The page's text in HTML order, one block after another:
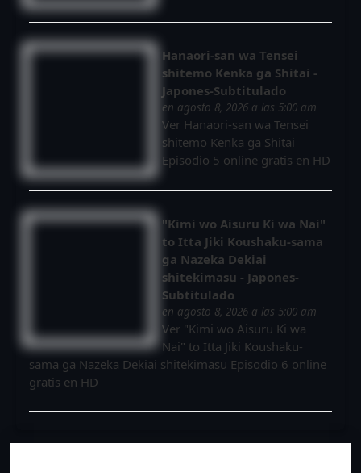
Hanaori-san wa Tensei
shitemo Kenka ga Shitai -
Japones-Subtitulado
en agosto 8, 2026 a las 5:00 am
Ver Hanaori-san wa Tensei
shitemo Kenka ga Shitai
Episodio 5 online gratis en HD
"Kimi wo Aisuru Ki wa Nai"
to Itta Jiki Koushaku-sama
ga Nazeka Dekiai
shitekimasu - Japones-
Subtitulado
en agosto 8, 2026 a las 5:00 am
Ver "Kimi wo Aisuru Ki wa
Nai" to Itta Jiki Koushaku-
sama ga Nazeka Dekiai shitekimasu Episodio 6 online
gratis en HD